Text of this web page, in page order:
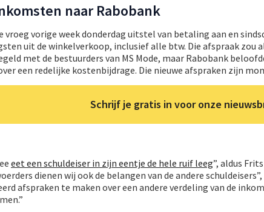
naar Rabobank
vroeg vorige week donderdag uitstel van betaling aan en
uit de winkelverkoop, inclusief alle btw. Die afspraak zou
met de bestuurders van MS Mode, maar Rabobank
een redelijke kostenbijdrage. Die nieuwe afspraken zijn
Schrijf je gratis in voor onze
eet een schuldeiser in zijn eentje de hele ruif leeg”, aldus
dienen wij ook de belangen van de andere
afspraken te maken over een andere verdeling van de